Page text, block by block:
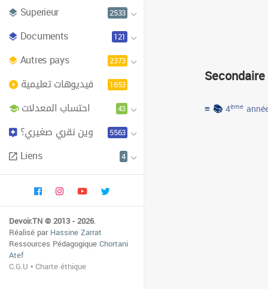
Superieur 2533
Documents 121
Autres pays 2373
فيديوهات تعليمية 1653
احتساب المعدلات 43
وين نقري صغيري؟ 5563
Liens 4
Devoir.TN © 2013 - 2026.
Réalisé parHassine Zarrat
Ressources PédagogiqueChortani
Atef
C.G.U •Charte éthique
Secondaire
≡ 📚4ème